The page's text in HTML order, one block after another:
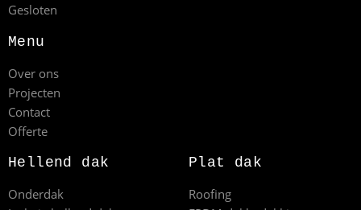
Gesloten
Menu
Over ons
Projecten
Contact
Offerte
Hellend dak
Onderdak
Plat dak
Roofing